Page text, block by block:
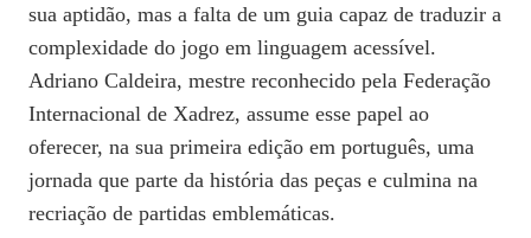
sua aptidão, mas a falta de um guia capaz de traduzir a
complexidade do jogo em linguagem acessível.
Adriano Caldeira, mestre reconhecido pela Federação
Internacional de Xadrez, assume esse papel ao
oferecer, na sua primeira edição em português, uma
jornada que parte da história das peças e culmina na
recriação de partidas emblemáticas.